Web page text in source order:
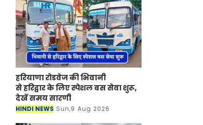
हरियाणा रोडवेज की भिवानी
से हरिद्वार के लिए स्पेशल बस सेवा शुरू,
देखें समय सारणी
HINDI NEWS Sun,9 Aug 2026